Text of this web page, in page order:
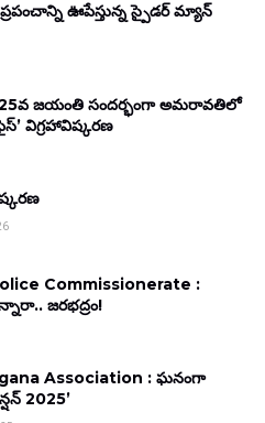
ఊపేస్తున్న స్పైడర్ మ్యాన్
125వ జయంతి సందర్భంగా అమరావతిలో
విగ్రహావిష్కరణ
Commissionerate :
జరభద్రం!
Association : ఘనంగా
2025’